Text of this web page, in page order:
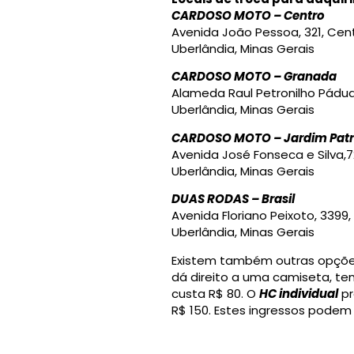
CARDOSO MOTO – Centro
Avenida João Pessoa, 321,
Uberlândia, Minas Gerais
CARDOSO MOTO – Granada
Alameda Raul Petronilho
Uberlândia, Minas Gerais
CARDOSO MOTO – Jardim
Avenida José Fonseca e
Uberlândia, Minas Gerais
DUAS RODAS – Brasil
Avenida Floriano Peixoto, 3399,
Uberlândia, Minas Gerais
Existem também outras
dá direito a uma camiseta,
custa R$ 80. O HC individual
R$ 150. Estes ingressos